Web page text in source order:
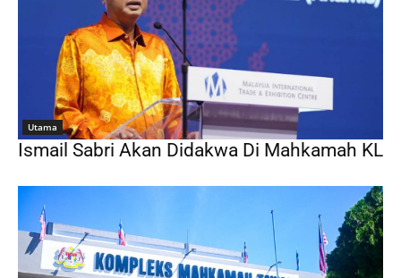
Utama
Ismail Sabri Akan Didakwa Di Mahkamah KL